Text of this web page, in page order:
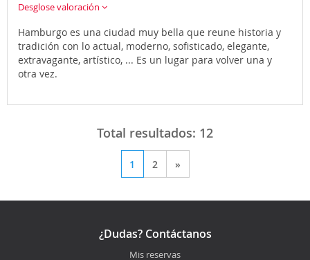
Desglose valoración
Hamburgo es una ciudad muy bella que reune historia y
tradición con lo actual, moderno, sofisticado, elegante,
extravagante, artístico, ... Es un lugar para volver una y
otra vez.
Total resultados: 12
1 2 »
¿Dudas? Contáctanos
Mis reservas